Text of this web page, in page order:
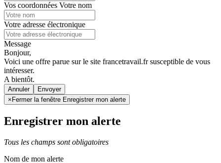
Vos coordonnées Votre nom
Votre adresse électronique
Message
Bonjour,
Voici une offre parue sur le site francetravail.fr susceptible de vous
intéresser.
A bientôt.
Annuler
× Fermer la fenêtre Enregistrer mon alerte
Enregistrer mon alerte
Tous les champs sont obligatoires
Nom de mon alerte